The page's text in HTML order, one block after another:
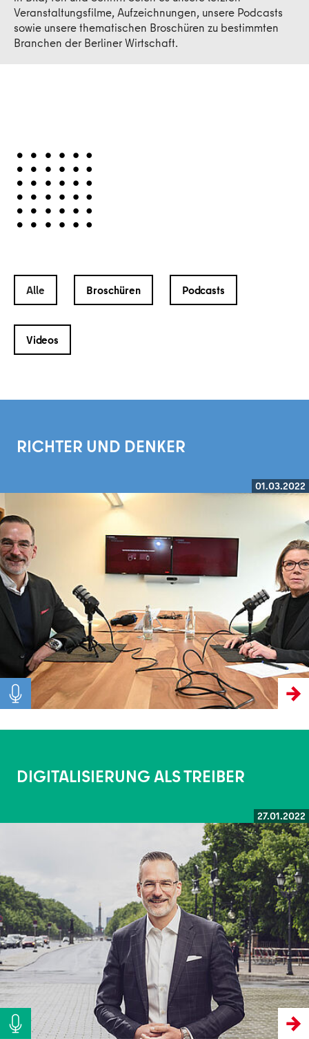
Veranstaltungsfilme, Aufzeichnungen, unsere Podcasts
sowie unsere thematischen Broschüren zu bestimmten
Branchen der Berliner Wirtschaft.
Alle Broschüren Podcasts
Videos
RICHTER UND DENKER
01.03.2022
DIGITALISIERUNG ALS TREIBER
27.01.2022